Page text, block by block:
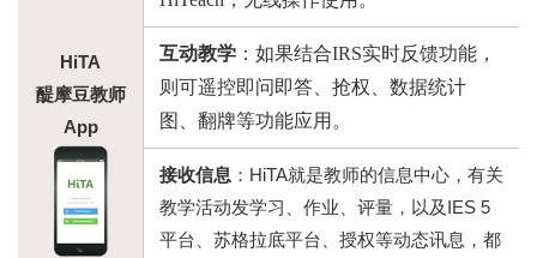
HiTA
醍摩豆教师
App
互动教学：如果结合IRS实时反馈功能，
则可遥控即问即答、抢权、数据统计
图、翻牌等功能应用。
接收信息 ：HiTA就是教师的信息中心，有关
教学活动发学习、作业、评量，以及IES 5
平台、苏格拉底平台、授权等动态讯息，都